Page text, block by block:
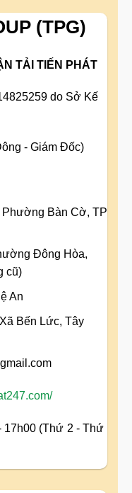
(TPG)
TẢI TIẾN PHÁT
do Sở Kế
- Giám Đốc)
Phường Bàn Cờ, TP
Đông Hòa,
cũ)
An
Bến Lức, Tây
17h00 (Thứ 2 - Thứ